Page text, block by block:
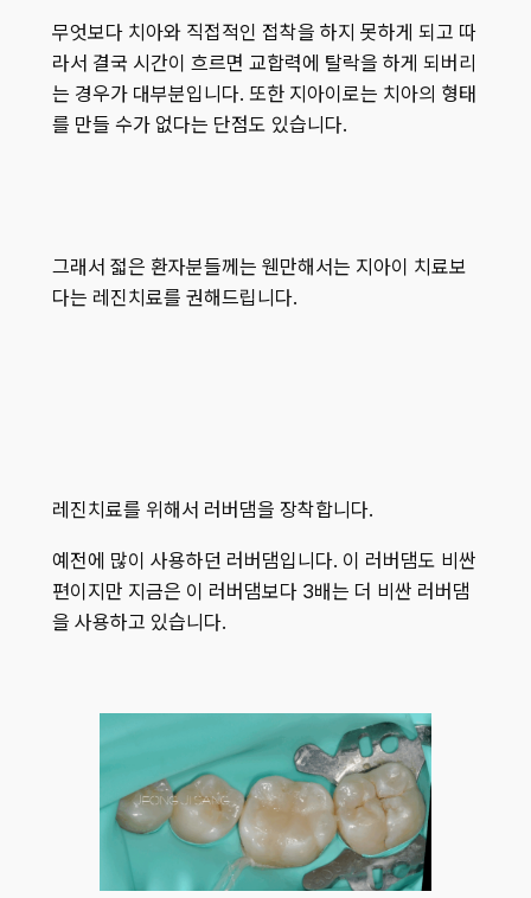
무엇보다 치아와 직접적인 접착을 하지 못하게 되고 따
라서 결국 시간이 흐르면 교합력에 탈락을 하게 되버리
는 경우가 대부분입니다. 또한 지아이로는 치아의 형태
를 만들 수가 없다는 단점도 있습니다.
그래서 젋은 환자분들께는 웬만해서는 지아이 치료보
다는 레진치료를 권해드립니다.
레진치료를 위해서 러버댐을 장착합니다.
예전에 많이 사용하던 러버댐입니다. 이 러버댐도 비싼
편이지만 지금은 이 러버댐보다 3배는 더 비싼 러버댐
을 사용하고 있습니다.